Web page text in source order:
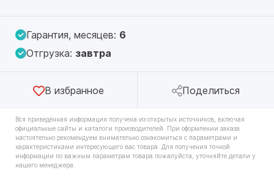
Гарантия, месяцев: 6
Отгрузка: завтра
В избранное Поделиться
Вся приведённая информация получена из открытых источников, включая
официальные сайты и каталоги производителей. При оформлении заказа
настоятельно рекомендуем внимательно ознакомиться с параметрами и
характеристиками интересующего вас товара. Для получения точной
информации по важным параметрам товара пожалуйста, уточняйте детали у
нашего менеджера.